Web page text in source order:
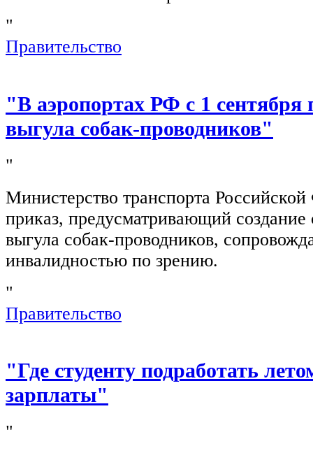
"
Правительство
"В аэропортах РФ с 1 сентября
выгула собак-проводников"
"
Министерство транспорта
приказ, предусматривающий создание
выгула собак-проводников,
инвалидностью по зрению.
"
Правительство
"Где студенту подработать
зарплаты"
"